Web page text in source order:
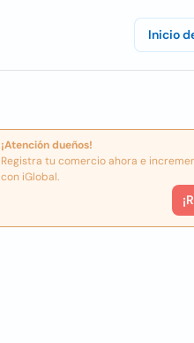
Inicio
¡Atención dueños!
Registra tu comercio ahora e
con iGlobal.